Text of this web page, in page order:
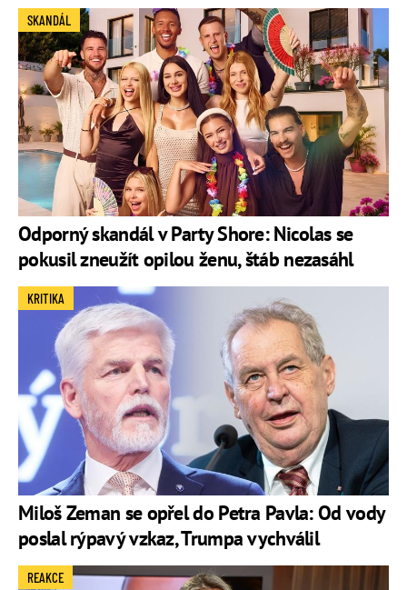
Odporný skandál v Party Shore: Nicolas se
pokusil zneužít opilou ženu, štáb nezasáhl
SKANDÁL
Miloš Zeman se opřel do Petra Pavla: Od vody
poslal rýpavý vzkaz, Trumpa vychválil
KRITIKA
REAKCE